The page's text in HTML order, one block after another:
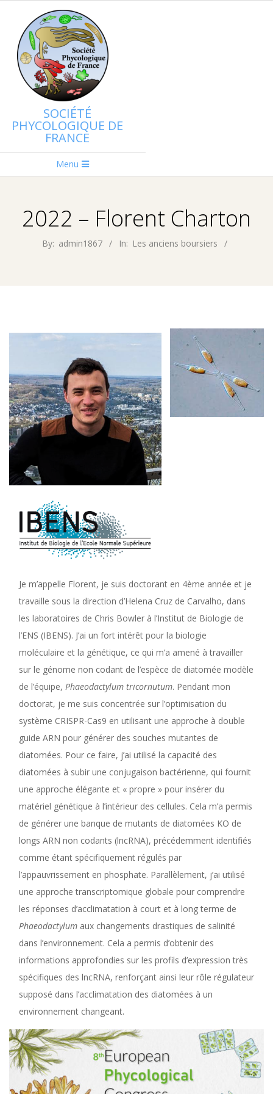
content
SOCIÉTÉ
PHYCOLOGIQUE DE
FRANCE
Navigation
Menu
2022 – Florent Charton
By: admin1867 In: Les anciens boursiers
Je m’appelle Florent, je suis doctorant en 4ème année et je
travaille sous la direction d’Helena Cruz de Carvalho, dans
les laboratoires de Chris Bowler à l’Institut de Biologie de
l’ENS (IBENS). J’ai un fort intérêt pour la biologie
moléculaire et la génétique, ce qui m’a amené à travailler
sur le génome non codant de l’espèce de diatomée modèle
de l’équipe, Phaeodactylum tricornutum. Pendant mon
doctorat, je me suis concentrée sur l’optimisation du
système CRISPR-Cas9 en utilisant une approche à double
guide ARN pour générer des souches mutantes de
diatomées. Pour ce faire, j’ai utilisé la capacité des
diatomées à subir une conjugaison bactérienne, qui fournit
une approche élégante et « propre » pour insérer du
matériel génétique à l’intérieur des cellules. Cela m’a permis
de générer une banque de mutants de diatomées KO de
longs ARN non codants (lncRNA), précédemment identifiés
comme étant spécifiquement régulés par
l’appauvrissement en phosphate. Parallèlement, j’ai utilisé
une approche transcriptomique globale pour comprendre
les réponses d’acclimatation à court et à long terme de
Phaeodactylum aux changements drastiques de salinité
dans l’environnement. Cela a permis d’obtenir des
informations approfondies sur les profils d’expression très
spécifiques des lncRNA, renforçant ainsi leur rôle régulateur
supposé dans l’acclimatation des diatomées à un
environnement changeant.